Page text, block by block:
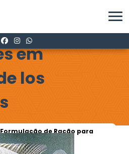
de Ração
em
los
Formulação de Ração para
Caballeros